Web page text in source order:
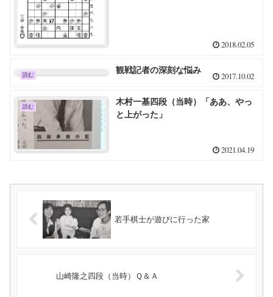
2018.02.05
読む 観戦記者の深刻な悩み
2017.10.02
読む
木村一基四段（当時）「ああ、やっ
と上がった」
2021.04.19
若手棋士が遊びに行った家
山崎隆之四段（当時）Ｑ＆Ａ